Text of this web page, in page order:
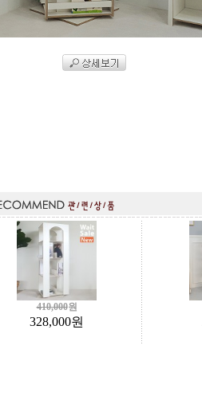
410,000원
328,000원